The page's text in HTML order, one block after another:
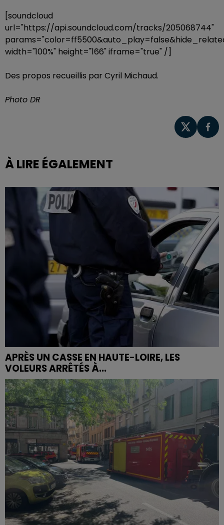
[soundcloud
url="https://api.soundcloud.com/tracks/205068744"
width="100%" height="166" iframe="true" /]
Des propos recueillis par Cyril Michaud.
Photo DR
À LIRE ÉGALEMENT
APRÈS UN CASSE EN HAUTE-LOIRE, LES
VOLEURS ARRÊTÉS À...